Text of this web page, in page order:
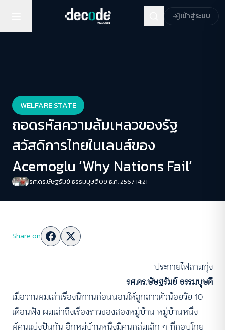
เข้าสู่ระบบ
WELFARE STATE
ถอดรหัสความล้มเหลวของรัฐ
สวัสดิการไทยในเลนส์ของ
Acemoglu ‘Why Nations Fail’
รศ.ดร.ษัษฐรัมย์ ธรรมบุษดี09 ธ.ค. 2567 14:21
Share on
ประกายไฟลามทุ่ง
รศ.ดร.ษัษฐรัมย์ ธรรมบุษดี
เมื่อวานผมเล่าเรื่องนิทานก่อนนอนให้ลูกสาวตัวน้อยวัย 10
เดือนฟัง ผมเล่าถึงเรื่องราวของสองหมู่บ้าน หมู่บ้านหนึ่ง
ผู้คนแบ่งปันกัน อีกหมู่บ้านหนึ่งมีคนกลุ่มเล็ก ๆ ที่กอบโกย